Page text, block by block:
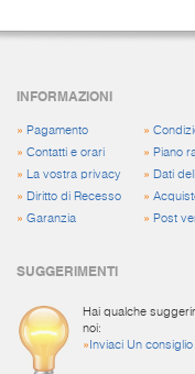
INFORMAZIONI
» Pagamento
» Contatti e orari
» La vostra privacy
» Diritto di Recesso
» Garanzia
»
» Piano
» Dati
»
» Post
SUGGERIMENTI
Hai qualche
noi:
» Inviaci Un consiglio